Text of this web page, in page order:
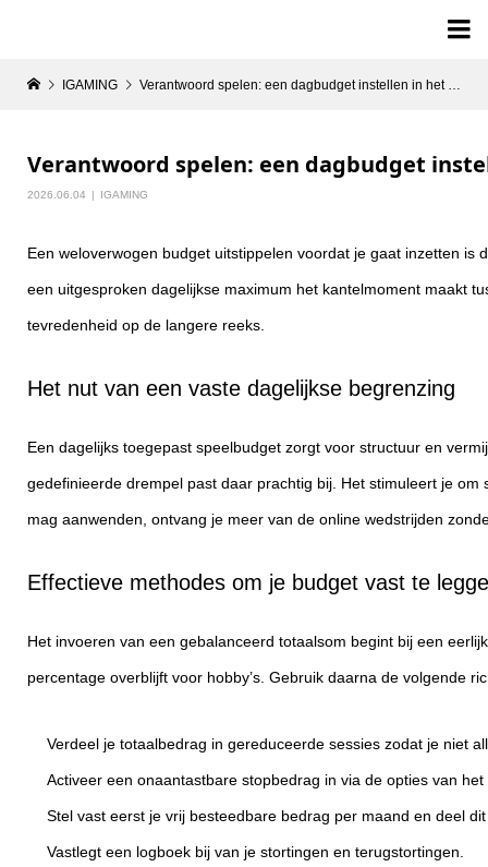

IGAMING Verantwoord spelen: een dagbudget instellen in het online casino
Verantwoord spelen: een dagbudget
2026.06.04 IGAMING
Een weloverwogen budget uitstippelen voordat je gaat inzetten
een uitgesproken dagelijkse maximum het kantelmoment maakt
tevredenheid op de langere reeks.
Het nut van een vaste dagelijkse begrenzing
Een dagelijks toegepast speelbudget zorgt voor structuur en
gedefinieerde drempel past daar prachtig bij. Het stimuleert je
mag aanwenden, ontvang je meer van de online wedstrijden
Effectieve methodes om je budget vast te
Het invoeren van een gebalanceerd totaalsom begint bij een
percentage overblijft voor hobby’s. Gebruik daarna de volgende
Verdeel je totaalbedrag in gereduceerde sessies zodat je niet
Activeer een onaantastbare stopbedrag in via de opties van
Stel vast eerst je vrij besteedbare bedrag per maand en deel
Vastlegt een logboek bij van je stortingen en terugstortingen.